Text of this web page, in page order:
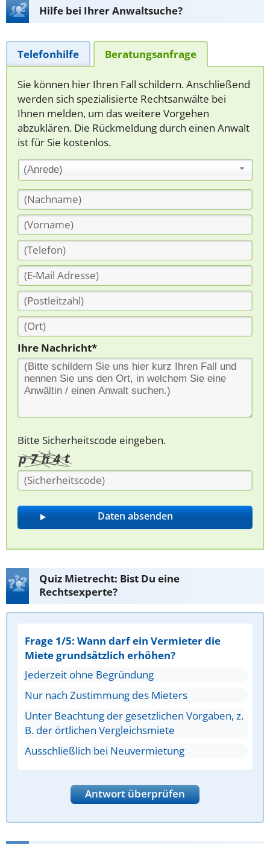
Hilfe bei Ihrer Anwaltsuche?
Telefonhilfe Beratungsanfrage
Sie können hier Ihren Fall schildern. Anschließend
werden sich spezialisierte Rechtsanwälte bei
Ihnen melden, um das weitere Vorgehen
abzuklären. Die Rückmeldung durch einen Anwalt
ist für Sie kostenlos.
(Anrede)
Ihre Nachricht*
Bitte Sicherheitscode eingeben.
Quiz Mietrecht: Bist Du eine
Rechtsexperte?
Frage 1/5: Wann darf ein Vermieter die
Miete grundsätzlich erhöhen?
Jederzeit ohne Begründung
Nur nach Zustimmung des Mieters
Unter Beachtung der gesetzlichen Vorgaben, z.
B. der örtlichen Vergleichsmiete
Ausschließlich bei Neuvermietung
Antwort überprüfen